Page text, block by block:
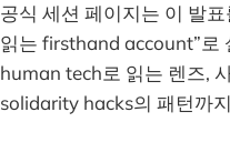
공식 세션 페이지는 이 발
읽는 firsthand account”로
human tech로 읽는 렌즈,
solidarity hacks의 패턴까